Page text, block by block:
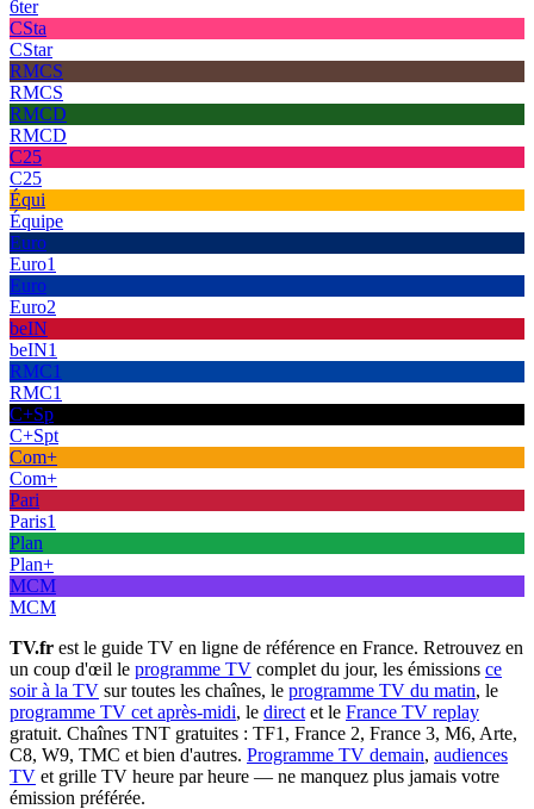
6ter
CSta
CStar
RMCS
RMCS
RMCD
RMCD
C25
C25
Équi
Équipe
Euro
Euro1
Euro
Euro2
beIN
beIN1
RMC1
RMC1
C+Sp
C+Spt
Com+
Com+
Pari
Paris1
Plan
Plan+
MCM
MCM
TV.fr est le guide TV en ligne de référence en France. Retrouvez en
un coup d'œil le programme TV complet du jour, les émissions ce
soir à la TV sur toutes les chaînes, le programme TV du matin, le
programme TV cet après-midi, le direct et le France TV replay
gratuit. Chaînes TNT gratuites : TF1, France 2, France 3, M6, Arte,
C8, W9, TMC et bien d'autres. Programme TV demain, audiences
TV et grille TV heure par heure — ne manquez plus jamais votre
émission préférée.